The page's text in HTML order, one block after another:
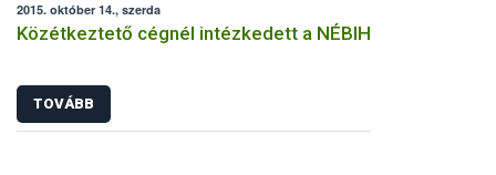
2015. október 14., szerda
Közétkeztető cégnél intézkedett a NÉBIH
TOVÁBB